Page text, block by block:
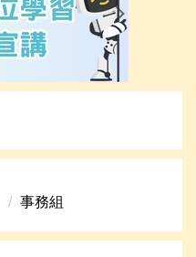
事務組